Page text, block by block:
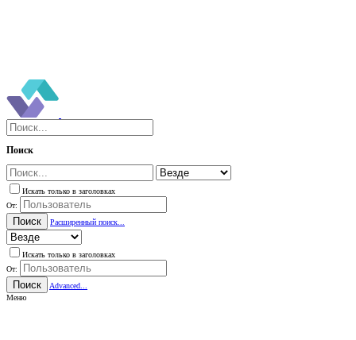
Поиск
Искать только в заголовках
От:
Поиск Расширенный поиск...
Искать только в заголовках
От:
Поиск
Advanced...
Меню